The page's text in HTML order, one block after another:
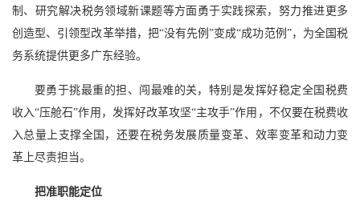
制、研究解决税务领域新课题等方面勇于实践探索，努力推进更多
创造型、引领型改革举措，把“没有先例”变成“成功范例”，为全国税
务系统提供更多广东经验。
要勇于挑最重的担、闯最难的关，特别是发挥好稳定全国税费
收入“压舱石”作用，发挥好改革攻坚“主攻手”作用，不仅要在税费收
入总量上支撑全国，还要在税务发展质量变革、效率变革和动力变
革上尽责担当。
把准职能定位